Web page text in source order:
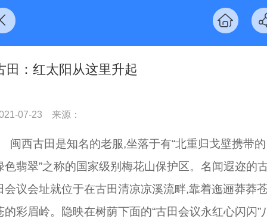
田：红太阳从这里升起
07-23 来源：
闽西古田是知名的老服,坐落于有“北重归戈壁携带的
色翡翠”之称的国家级别梅花山保护区。名闻遐迩的
会议会址就位于在古田清凉凉溪流畔,靠着迤逦莽莽
的彩眉岭。隐映在树荫下面的“古田会议永红心闪闪”